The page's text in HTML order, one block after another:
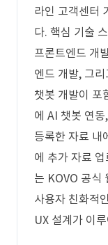
라인 고객센터
다. 핵심 기술
프론트엔드 개
엔드 개발, 그
챗봇 개발이 포
에 AI 챗봇 연
등록한 자료 내
에 추가 자료
는 KOVO 공식
사용자 친화적
UX 설계가 이